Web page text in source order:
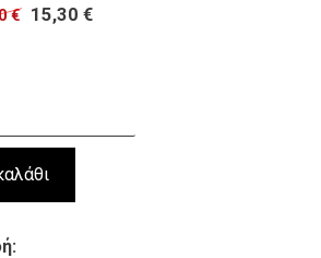
€ 15,30 €